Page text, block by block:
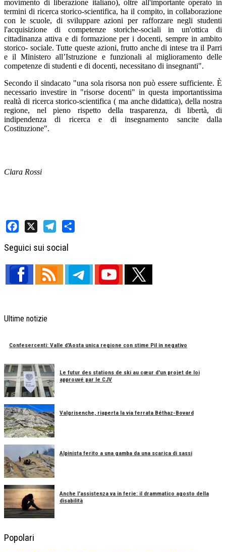
movimento di liberazione italiano), oltre all'importante operato in
termini di ricerca storico-scientifica, ha il compito, in collaborazione
con le scuole, di sviluppare azioni per rafforzare negli studenti
l'acquisizione di competenze storiche-sociali in un'ottica di
cittadinanza attiva e di formazione per i docenti, sempre in ambito
storico- sociale. Tutte queste azioni, frutto anche di intese tra il Parri
e il Ministero all’Istruzione e funzionali al miglioramento delle
competenze di studenti e di docenti, necessitano di insegnanti".
Secondo il sindacato "una sola risorsa non può essere sufficiente. È
necessario investire in "risorse docenti" in questa importantissima
realtà di ricerca storico-scientifica ( ma anche didattica), della nostra
regione, nel pieno rispetto della trasparenza, di libertà, di
indipendenza di ricerca e di insegnamento sancite dalla
Costituzione".
Clara Rossi
Seguici sui social
Ultime notizie
Confesercenti: Valle d'Aosta unica regione con stime Pil in negativo
Le futur des stations de ski au cœur d'un projet de loi
approuvé par le CJV
Valgrisenche, riaperta la via ferrata Béthaz-Bovard
Alpinista ferito a una gamba da una scarica di sassi
Anche l'assistenza va in ferie: il drammatico agosto della
disabilità
Popolari